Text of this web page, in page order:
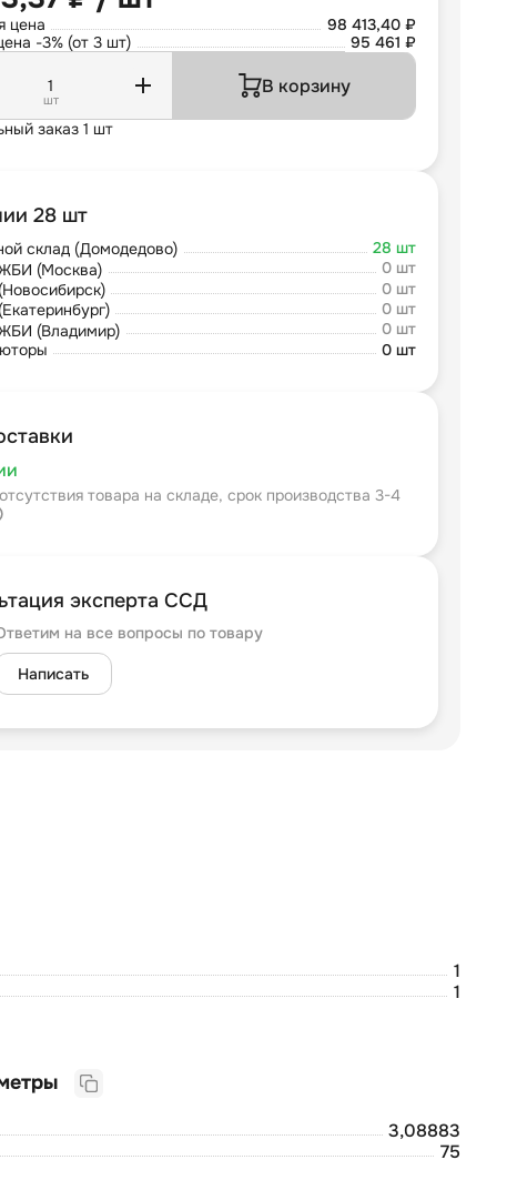
цена
98 413,40 ₽
-3% (от 3 шт)
95 461 ₽
шт
В корзину
заказ 1 шт
28 шт
склад (Домодедово)
28 шт
(Москва)
0 шт
0 шт
0 шт
(Владимир)
0 шт
0 шт
товара на складе, срок производства 3-4
эксперта ССД
на все вопросы по товару
Написать
1
1
3,08883
75